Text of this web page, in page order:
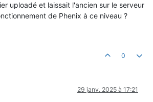
uploadé et laissait l'ancien sur le serveur
de Phenix à ce niveau ?
0
29 janv. 2025 à 17:21